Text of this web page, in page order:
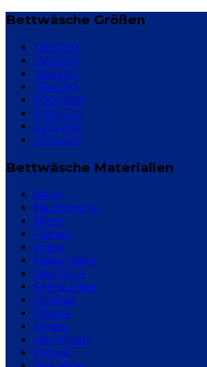
Bettwäsche Größen
135x200
140x200
155x200
155x220
200x200
200x220
220x240
240x220
Bettwäsche Materialien
Batist
Baumwolle
Biber
Flanell
Linon
Mako-Satin
Renforcé
Seersucker
Damast
Fleece
Jersey
Microfaser
Perkal